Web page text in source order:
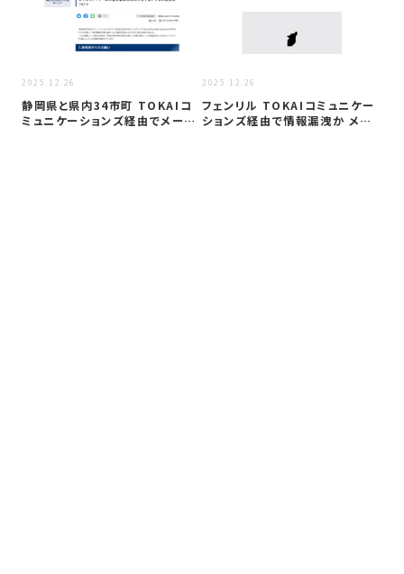
2025.12.26
静岡県と県内34市町 TOKAIコ
ミュニケーションズ経由でメール
2025.12.26
フェンリル TOKAIコミュニケー
ションズ経由で情報漏洩か メー